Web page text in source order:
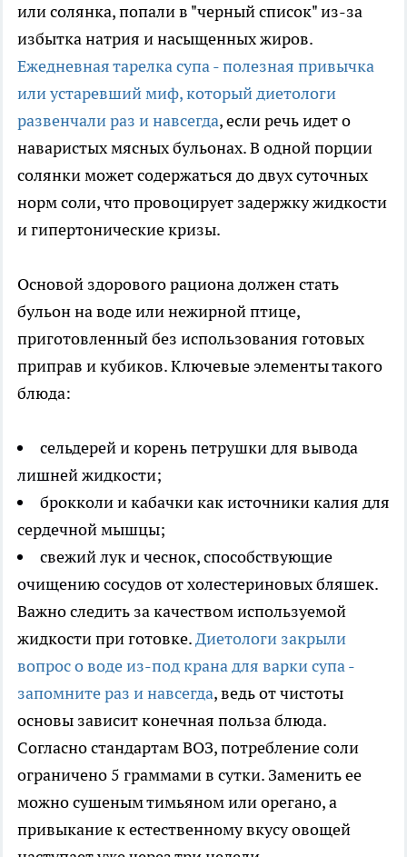
или солянка, попали в "черный список" из-за
избытка натрия и насыщенных жиров.
Ежедневная тарелка супа - полезная привычка
или устаревший миф, который диетологи
развенчали раз и навсегда, если речь идет о
наваристых мясных бульонах. В одной порции
солянки может содержаться до двух суточных
норм соли, что провоцирует задержку жидкости
и гипертонические кризы.
Основой здорового рациона должен стать
бульон на воде или нежирной птице,
приготовленный без использования готовых
приправ и кубиков. Ключевые элементы такого
блюда:
сельдерей и корень петрушки для вывода
лишней жидкости;
брокколи и кабачки как источники калия для
сердечной мышцы;
свежий лук и чеснок, способствующие
очищению сосудов от холестериновых бляшек.
Важно следить за качеством используемой
жидкости при готовке.Диетологи закрыли
вопрос о воде из-под крана для варки супа -
запомните раз и навсегда, ведь от чистоты
основы зависит конечная польза блюда.
Согласно стандартам ВОЗ, потребление соли
ограничено 5 граммами в сутки. Заменить ее
можно сушеным тимьяном или орегано, а
привыкание к естественному вкусу овощей